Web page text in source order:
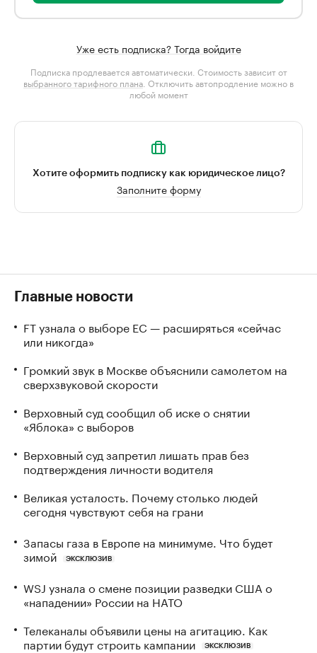
Уже есть подписка? Тогда войдите
Подписка продлевается автоматически. Стоимость зависит от
выбранного тарифного плана . Отключить автопродление можно в
любой момент
Хотите оформить подписку как юридическое лицо?
Заполните форму
Главные новости
FT узнала о выборе ЕС — расширяться «сейчас
или никогда»
Громкий звук в Москве объяснили самолетом на
сверхзвуковой скорости
Верховный суд сообщил об иске о снятии
«Яблока» с выборов
Верховный суд запретил лишать прав без
подтверждения личности водителя
Великая усталость. Почему столько людей
сегодня чувствуют себя на грани
Запасы газа в Европе на минимуме. Что будет
зимой
ЭКСКЛЮЗИВ
WSJ узнала о смене позиции разведки США о
«нападении» России на НАТО
Телеканалы объявили цены на агитацию. Как
партии будут строить кампании
ЭКСКЛЮЗИВ